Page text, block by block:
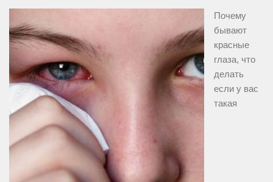
Почему
бывают
красные
глаза, что
делать
если у вас
такая